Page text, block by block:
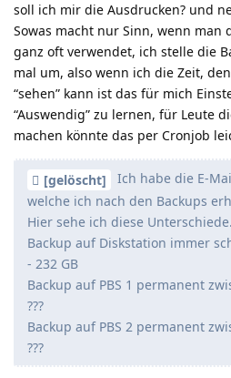
soll ich mir die Ausdrucken? und
Sowas macht nur Sinn, wenn man
ganz oft verwendet, ich stelle die
mal um, also wenn ich die Zeit,
“sehen” kann ist das für mich
“Auswendig” zu lernen, für Leute
machen könnte das per Cronjob
[gelöscht]
Ich habe die E-
welche ich nach den Backups
Hier sehe ich diese
Backup auf Diskstation immer
- 232 GB
Backup auf PBS 1 permanent
???
Backup auf PBS 2 permanent
???